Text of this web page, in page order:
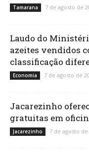
Tamarana 7 de agosto de
Laudo do
azeites vendidos
classificação
Economia 7 de agosto de
Jacarezinho
gratuitas em
Jacarezinho 7 de agosto de